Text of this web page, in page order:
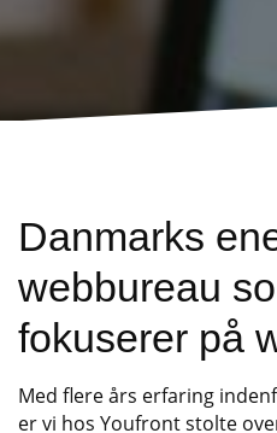
Danmarks
webbureau
fokuserer på
Med flere års erfaring
er vi hos Youfront stolte